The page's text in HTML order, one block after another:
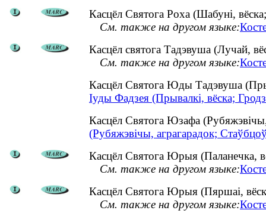
Касцёл Святога Роха (Шабуні,
См. также на другом языке:
Касцёл святога Тадэвуша (Лучай,
См. также на другом языке:
Касцёл Святога Юды Тадэвуша
Іуды Фадзея (Прывалкі, вёска;
Касцёл Святога Юзафа
(Рубяжэвічы, аграгарадок;
Касцёл Святога Юрыя (Паланечка,
См. также на другом языке:
Касцёл Святога Юрыя (Пяршаі,
См. также на другом языке: